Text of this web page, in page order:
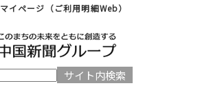
マイページ（ご利用明細Web）